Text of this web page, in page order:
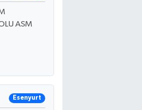
ASM
Esenyurt